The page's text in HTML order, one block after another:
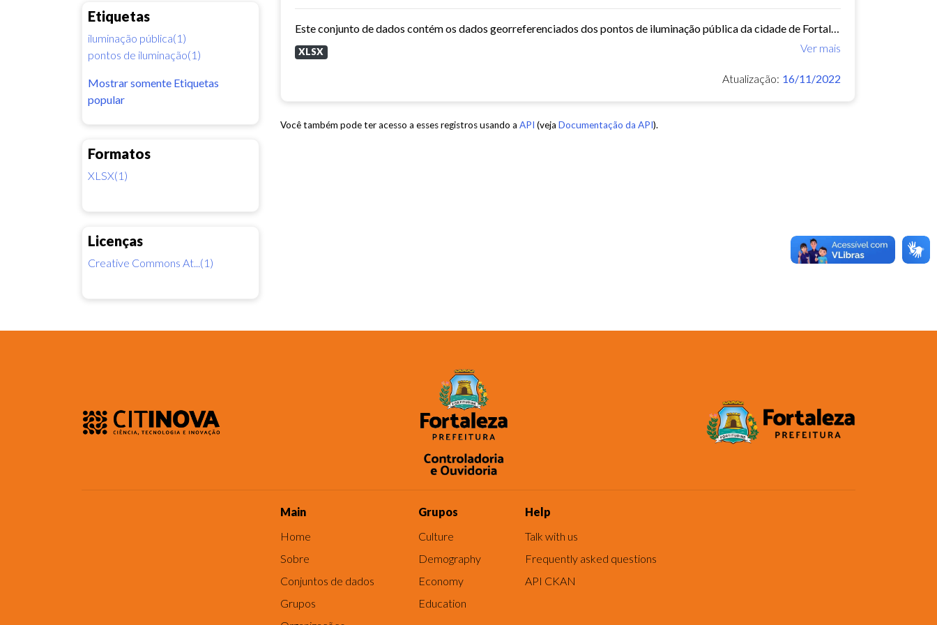
Etiquetas
iluminação pública(1)
pontos de iluminação(1)
Mostrar somente Etiquetas
popular
Formatos
XLSX(1)
Licenças
Creative Commons At...(1)
Este conjunto de dados contém os dados georreferenciados dos pontos de iluminação pública da cidade de Fortaleza.
Ver mais
XLSX
Atualização: 16/11/2022
Você também pode ter acesso a esses registros usando a API (veja Documentação da API).
Main
Home
Sobre
Conjuntos de dados
Grupos
Grupos
Culture
Demography
Economy
Education
Help
Talk with us
Frequently asked questions
API CKAN